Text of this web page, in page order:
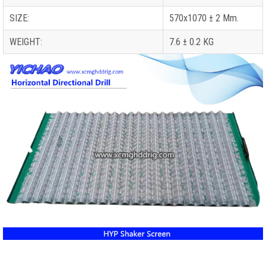
SIZE: 570х1070 ± 2 Mm.
WEIGHT: 7.6 ± 0.2 KG